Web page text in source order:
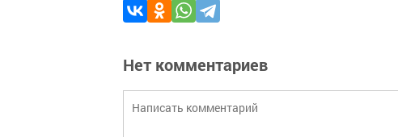
Нет комментариев